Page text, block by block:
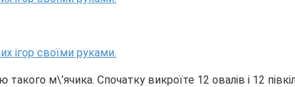
м\’ячика. Спочатку викроїте 12 овалів і 12